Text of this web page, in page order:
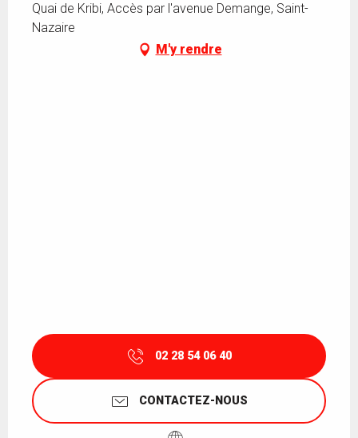
Quai de Kribi, Accès par l'avenue Demange, Saint-
Nazaire
M'y rendre
02 28 54 06 40
CONTACTEZ-NOUS